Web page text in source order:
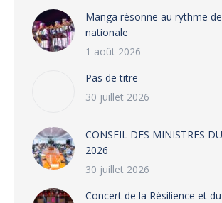
Manga résonne au rythme
nationale
1 août 2026
Pas de titre
30 juillet 2026
CONSEIL DES MINISTRES
2026
30 juillet 2026
‎​Concert de la Résilience et